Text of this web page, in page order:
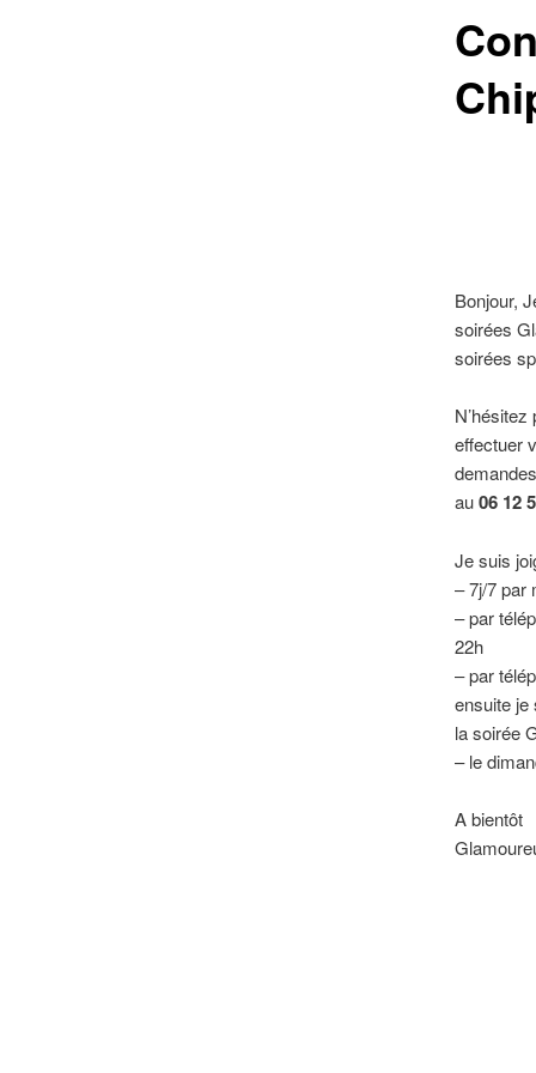
Bonjour,
soirées
soirées
effectuer
au06 12
Je suis
– 7j/7 par
– par
22h
– par
ensuite je
la soirée
– le
A bientôt